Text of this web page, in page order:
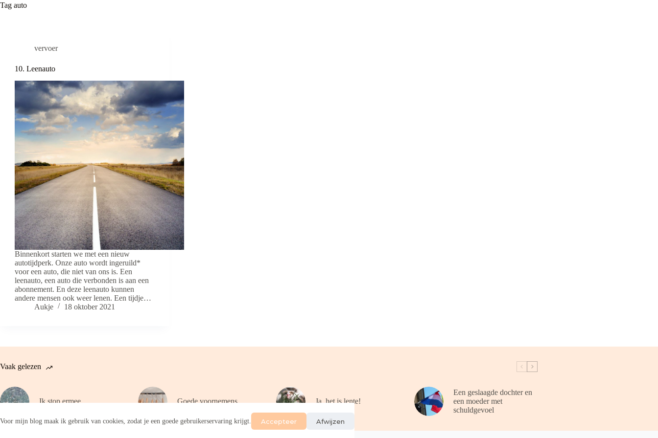
Voor mijn blog maak ik gebruik van cookies, zodat je een goede gebruikerservaring krijgt. Accepteer Afwijzen
Tag auto
vervoer
10. Leenauto
Binnenkort starten we met een nieuw
autotijdperk. Onze auto wordt ingeruild*
voor een auto, die niet van ons is. Een
leenauto, een auto die verbonden is aan een
abonnement. En deze leenauto kunnen
andere mensen ook weer lenen. Een tijdje…
Aukje
18 oktober 2021
Vaak gelezen
Ik stop ermee Goede voornemens Ja, het is lente!
Een geslaagde dochter en
een moeder met
schuldgevoel